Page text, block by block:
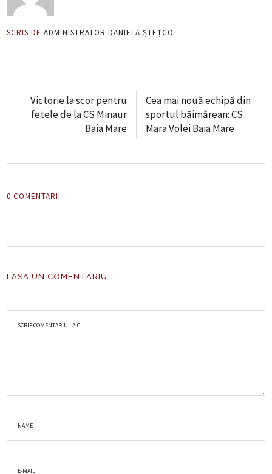
SCRIS DE ADMINISTRATOR DANIELA ȘTEȚCO
Victorie la scor pentru
fetele de la CS Minaur
Baia Mare
Cea mai nouă echipă din
sportul băimărean: CS
Mara Volei Baia Mare
0 COMENTARII
LASA UN COMENTARIU